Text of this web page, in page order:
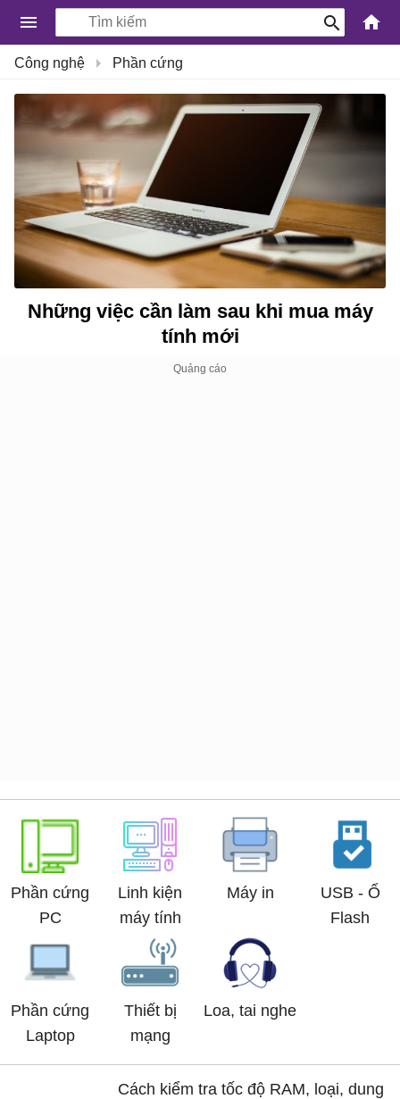
-
Thức
Nghệ
Học
Cuộc
sống
Công nghệ Phần cứng
Những việc cần làm sau khi mua máy
tính mới
Phần cứng
PC
Phần cứng
Laptop
Linh kiện
máy tính
Thiết bị
mạng
Máy in
Loa, tai nghe
USB - Ổ
Flash
Cách kiểm tra tốc độ RAM, loại, dung